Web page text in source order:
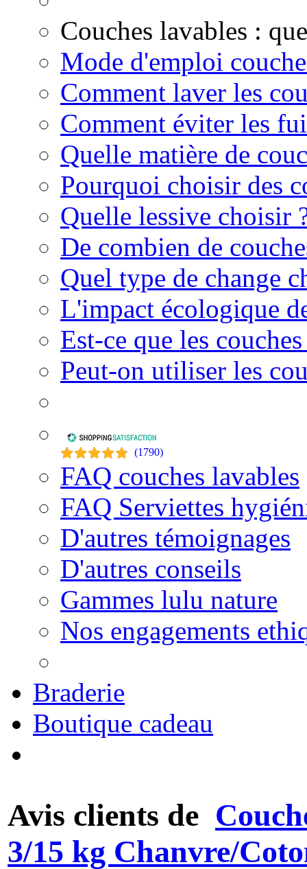
Couches lavables :
Mode d'emploi
Comment laver les
Comment éviter les
Quelle matière de
Pourquoi choisir des
Quelle lessive choisir
De combien de
Quel type de change
L'impact écologique
Est-ce que les
Peut-on utiliser les
(1790)
FAQ couches lavables
FAQ Serviettes
D'autres témoignages
D'autres conseils
Gammes lulu nature
Nos engagements
Braderie
Boutique cadeau
Avis clients de
3/15 kg Chanvre/